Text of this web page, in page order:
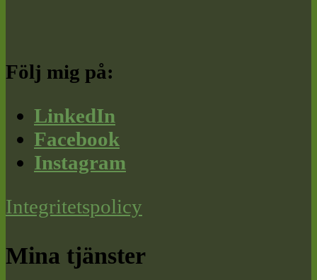
Följ mig på:
LinkedIn
Facebook
Instagram
Integritetspolicy
Mina tjänster